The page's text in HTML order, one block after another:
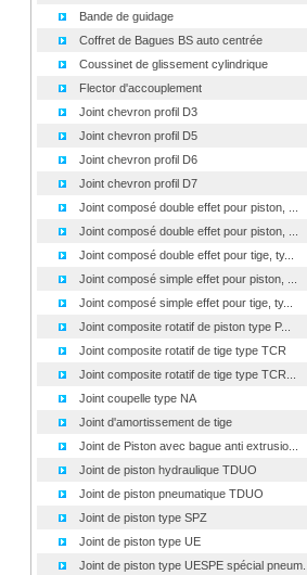
Bande de guidage
Coffret de Bagues BS auto centrée
Coussinet de glissement cylindrique
Flector d'accouplement
Joint chevron profil D3
Joint chevron profil D5
Joint chevron profil D6
Joint chevron profil D7
Joint composé double effet pour piston, ...
Joint composé double effet pour piston, ...
Joint composé double effet pour tige, ty...
Joint composé simple effet pour piston, ...
Joint composé simple effet pour tige, ty...
Joint composite rotatif de piston type P...
Joint composite rotatif de tige type TCR
Joint composite rotatif de tige type TCR...
Joint coupelle type NA
Joint d'amortissement de tige
Joint de Piston avec bague anti extrusio...
Joint de piston hydraulique TDUO
Joint de piston pneumatique TDUO
Joint de piston type SPZ
Joint de piston type UE
Joint de piston type UESPE spécial pneum...